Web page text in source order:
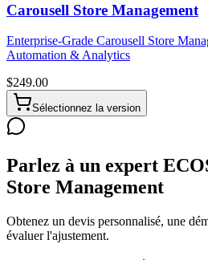
Carousell Store Management
Enterprise-Grade Carousell Store
Automation & Analytics
$249.00
Sélectionnez la version
Parlez à un expert
Store Management
Obtenez un devis personnalisé, une
évaluer l'ajustement.